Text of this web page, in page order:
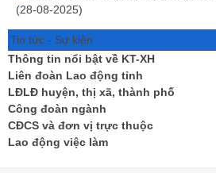
(28-08-2025)
Tin tức - Sự kiện
Thông tin nổi bật về KT-XH
Liên đoàn Lao động tỉnh
LĐLĐ huyện, thị xã, thành phố
Công đoàn ngành
CĐCS và đơn vị trực thuộc
Lao động việc làm